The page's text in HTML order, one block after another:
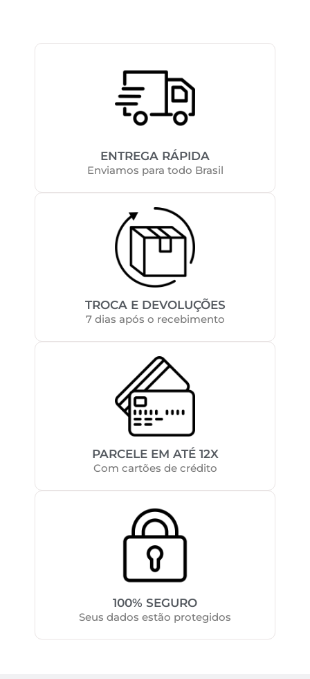
ENTREGA RÁPIDA
Enviamos para todo Brasil
TROCA E DEVOLUÇÕES
7 dias após o recebimento
PARCELE EM ATÉ 12X
Com cartões de crédito
100% SEGURO
Seus dados estão protegidos